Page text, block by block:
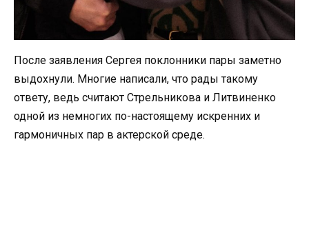
После заявления Сергея поклонники пары заметно
выдохнули. Многие написали, что рады такому
ответу, ведь считают Стрельникова и Литвиненко
одной из немногих по-настоящему искренних и
гармоничных пар в актерской среде.